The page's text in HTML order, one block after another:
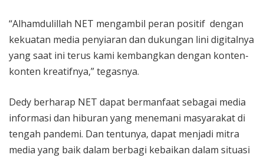
“Alhamdulillah NET mengambil peran positif dengan
kekuatan media penyiaran dan dukungan lini digitalnya
yang saat ini terus kami kembangkan dengan konten-
konten kreatifnya,” tegasnya.
Dedy berharap NET dapat bermanfaat sebagai media
informasi dan hiburan yang menemani masyarakat di
tengah pandemi. Dan tentunya, dapat menjadi mitra
media yang baik dalam berbagi kebaikan dalam situasi